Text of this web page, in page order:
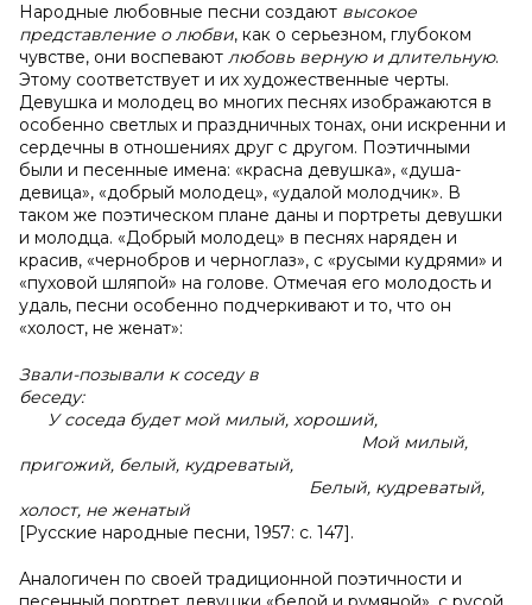
Народные любовные песни создают высокое
представление о любви, как о серьезном, глубоком
чувстве, они воспевают любовь верную и длительную.
Этому соответствует и их художественные черты.
Девушка и молодец во многих песнях изображаются в
особенно светлых и праздничных тонах, они искренни и
сердечны в отношениях друг с другом. Поэтичными
были и песенные имена: «красна девушка», «душа-
девица», «добрый молодец», «удалой молодчик». В
таком же поэтическом плане даны и портреты девушки
и молодца. «Добрый молодец» в песнях наряден и
красив, «чернобров и черноглаз», с «русыми кудрями» и
«пуховой шляпой» на голове. Отмечая его молодость и
удаль, песни особенно подчеркивают и то, что он
«холост, не женат»:
Звали-позывали к соседу в
беседу:
У соседа будет мой милый, хороший,
Мой милый,
пригожий, белый, кудреватый,
Белый, кудреватый,
холост, не женатый
[Русские народные песни, 1957: с. 147].
Аналогичен по своей традиционной поэтичности и